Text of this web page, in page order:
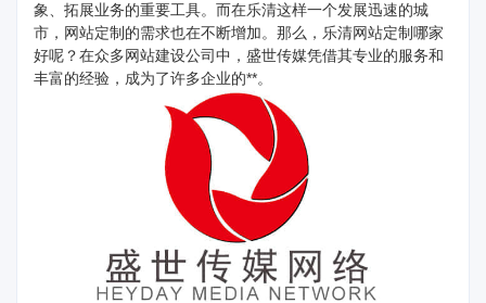
象、拓展业务的重要工具。而在乐清这样一个发展迅速的城
市，网站定制的需求也在不断增加。那么，乐清网站定制哪家
好呢？在众多网站建设公司中，盛世传媒凭借其专业的服务和
丰富的经验，成为了许多企业的**。